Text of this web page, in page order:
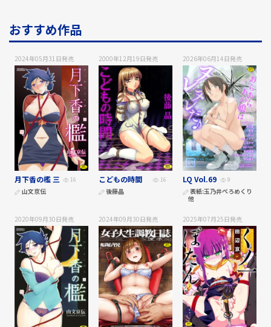
おすすめ作品
2024年05月31日発売
月下香の檻 三 16
山文京伝
2000年12月19日発売
こどもの時間 16
後藤晶
2026年06月14日発売
LQ Vol.69 9
表紙:玉乃井ぺろめくり
他
2020年09月30日発売 2024年09月30日発売 2025年07月25日発売